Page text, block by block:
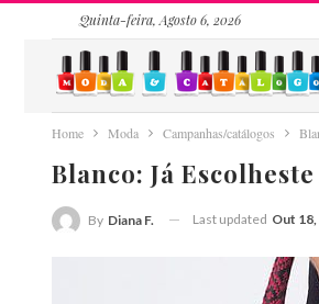
Quinta-feira, Agosto 6, 2026
Home Moda Campanhas/catálogos
Blanco: Já
By Diana F. Last updated Out